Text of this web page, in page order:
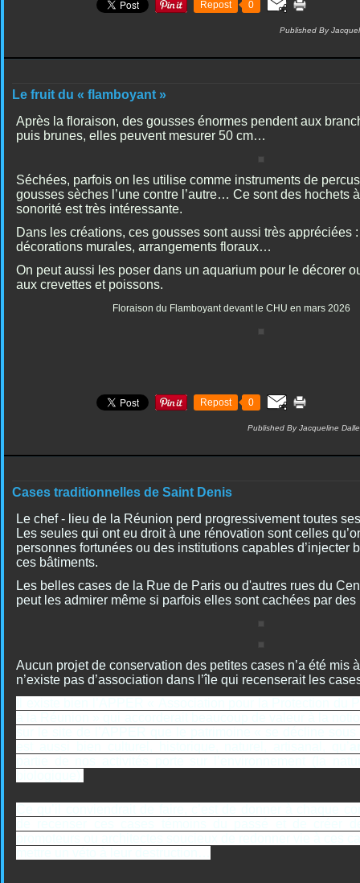
Repost 0
Published By
Le fruit du « flamboyant »
Après la floraison, des gousses énormes pendent aux
puis brunes, elles peuvent mesurer 50 cm…
Séchées, parfois on les utilise comme instruments de
gousses sèches l’une contre l’autre… Ce sont des hochets
sonorité est très intéressante.
Dans les créations, ces gousses sont aussi très appréciées
décorations murales, arrangements floraux…
On peut aussi les poser dans un aquarium pour le décorer
aux crevettes et poissons.
Floraison du Flamboyant devant le CHU en mars 2026
Repost 0
Published By Jacqueline
Cases traditionnelles de Saint Denis
Le chef - lieu de la Réunion perd progressivement toutes
Les seules qui ont eu droit à une rénovation sont celles
personnes fortunées ou des institutions capables d’injecter
ces bâtiments.
Les belles cases de la Rue de Paris ou d'autres rues du
peut les admirer même si parfois elles sont cachées par
Aucun projet de conservation des petites cases n’a été mis
n’existe pas d’association dans l’île qui recenserait les